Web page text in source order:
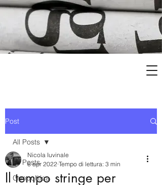
Post
All Posts
Geopolitica
All Posts
Il tempo stringe per
Nicola Iuvinale
6 apr 2022 Tempo di lettura: 3 min